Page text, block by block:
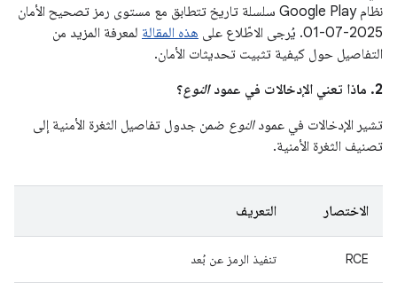
نظام Google Play سلسلة تاريخ تتطابق مع مستوى رمز تصحيح الأمان
2025-07-01. يُرجى الاطّلاع على
هذه المقالة لمعرفة المزيد من
التفاصيل حول كيفية تثبيت تحديثات الأمان.
2. ماذا تعني الإدخالات في عمود
النوع؟
تشير الإدخالات في عمودالنوع ضمن جدول تفاصيل الثغرة الأمنية إلى
تصنيف الثغرة الأمنية.
الاختصار التعريف
RCE تنفيذ الرمز عن بُعد